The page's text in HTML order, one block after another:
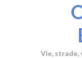
Vie, strade,